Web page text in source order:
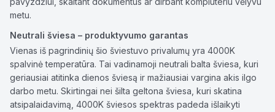
metu.
Neutrali šviesa – produktyvumo garantas
Vienas iš pagrindinių šio šviestuvo privalumų yra 4000K
spalvinė temperatūra. Tai vadinamoji neutrali balta šviesa, kuri
geriausiai atitinka dienos šviesą ir mažiausiai vargina akis ilgo
darbo metu. Skirtingai nei šilta geltona šviesa, kuri skatina
atsipalaidavimą, 4000K šviesos spektras padeda išlaikyti